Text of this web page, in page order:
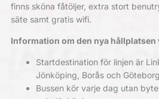
finns sköna fåtöljer, extra stort
säte samt gratis wifi.
Information om den nya hållplatsen
Startdestination för linjen är
Jönköping, Borås och
Bussen kör varje dag utan